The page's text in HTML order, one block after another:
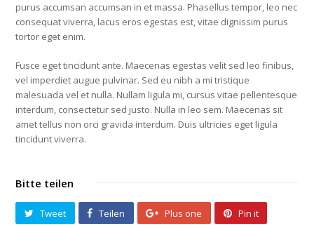
purus accumsan accumsan in et massa. Phasellus tempor, leo nec
consequat viverra, lacus eros egestas est, vitae dignissim purus
tortor eget enim.
Fusce eget tincidunt ante. Maecenas egestas velit sed leo finibus,
vel imperdiet augue pulvinar. Sed eu nibh a mi tristique
malesuada vel et nulla. Nullam ligula mi, cursus vitae pellentesque
interdum, consectetur sed justo. Nulla in leo sem. Maecenas sit
amet tellus non orci gravida interdum. Duis ultricies eget ligula
tincidunt viverra.
Bitte teilen
Tweet Teilen Plus one Pin it